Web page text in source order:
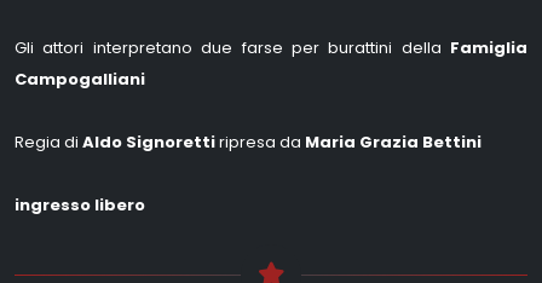
Gli attori interpretano due farse per burattini della Famiglia
Campogalliani
Regia di Aldo Signorettiripresa da Maria Grazia Bettini
ingresso libero